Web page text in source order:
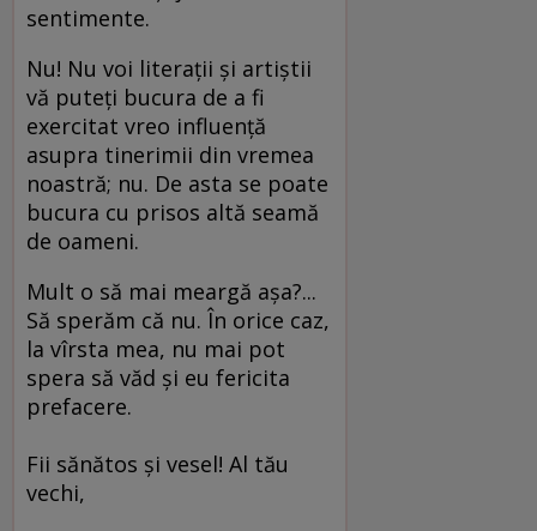
sentimente.
Nu! Nu voi literaţii şi artiştii
vă puteţi bucura de a fi
exercitat vreo influenţă
asupra tinerimii din vremea
noastră; nu. De asta se poate
bucura cu prisos altă seamă
de oameni.
Mult o să mai meargă aşa?...
Să sperăm că nu. În orice caz,
la vîrsta mea, nu mai pot
spera să văd şi eu fericita
prefacere.
Fii sănătos şi vesel! Al tău
vechi,